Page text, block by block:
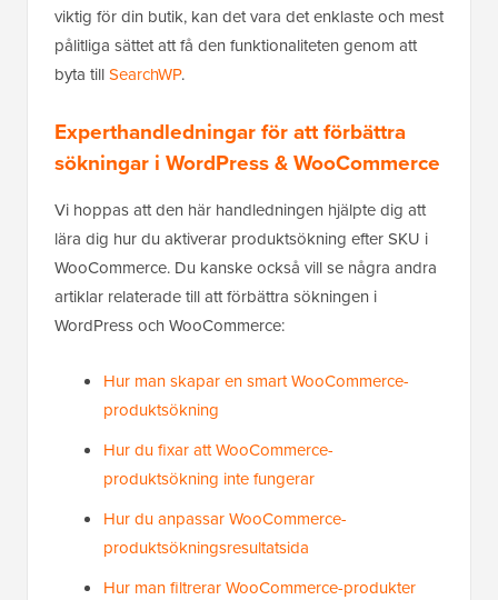
viktig för din butik, kan det vara det enklaste och mest
pålitliga sättet att få den funktionaliteten genom att
byta tillSearchWP.
Experthandledningar för att förbättra
sökningar i WordPress & WooCommerce
Vi hoppas att den här handledningen hjälpte dig att
lära dig hur du aktiverar produktsökning efter SKU i
WooCommerce. Du kanske också vill se några andra
artiklar relaterade till att förbättra sökningen i
WordPress och WooCommerce:
Hur man skapar en smart WooCommerce-
produktsökning
Hur du fixar att WooCommerce-
produktsökning inte fungerar
Hur du anpassar WooCommerce-
produktsökningsresultatsida
Hur man filtrerar WooCommerce-produkter